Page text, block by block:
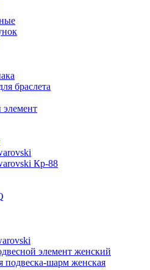
браслета
Кр-88
элемент женcкий
подвеска-шарм женская